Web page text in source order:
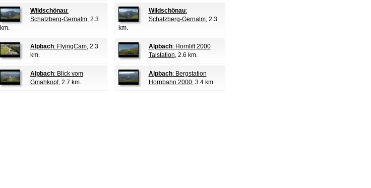
Wildschönau:
Schatzberg-Gernalm, 2.3
km.
Wildschönau:
Schatzberg-Gernalm, 2.3
km.
Alpbach: FlyingCam, 2.3
km.
Alpbach: Hornlift 2000
Talstation, 2.6 km.
Alpbach: Blick vom
Gmahkopf, 2.7 km.
Alpbach: Bergstation
Hornbahn 2000, 3.4 km.